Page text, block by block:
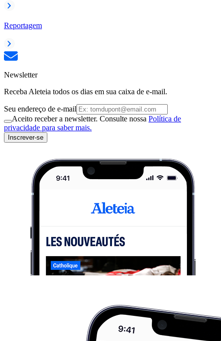
Reportagem
Newsletter
Receba Aleteia todos os dias em sua caixa de e-mail.
Seu endereço de e-mail
Aceito receber a newsletter. Consulte nossa Política de
privacidade para saber mais.
Inscrever-se